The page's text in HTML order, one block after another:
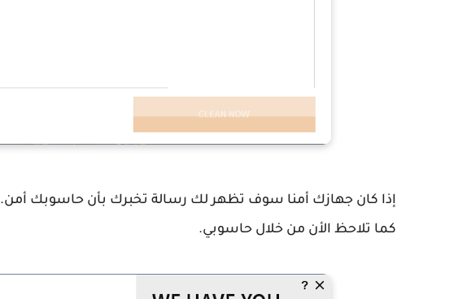
إذا كان جهازك أمنا سوف تظهر لك رسالة تخبرك بأن حاسوبك أمن.
كما تلاحظ الأن من خلال حاسوبي.